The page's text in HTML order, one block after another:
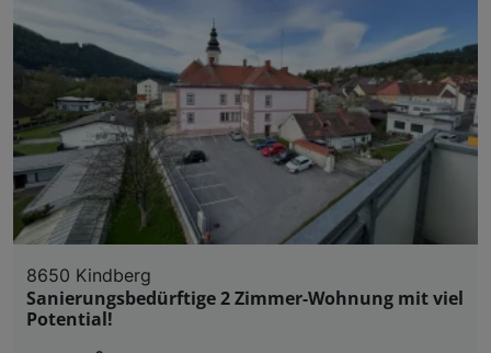
8650 Kindberg
Sanierungsbedürftige 2 Zimmer-Wohnung mit viel
Potential!